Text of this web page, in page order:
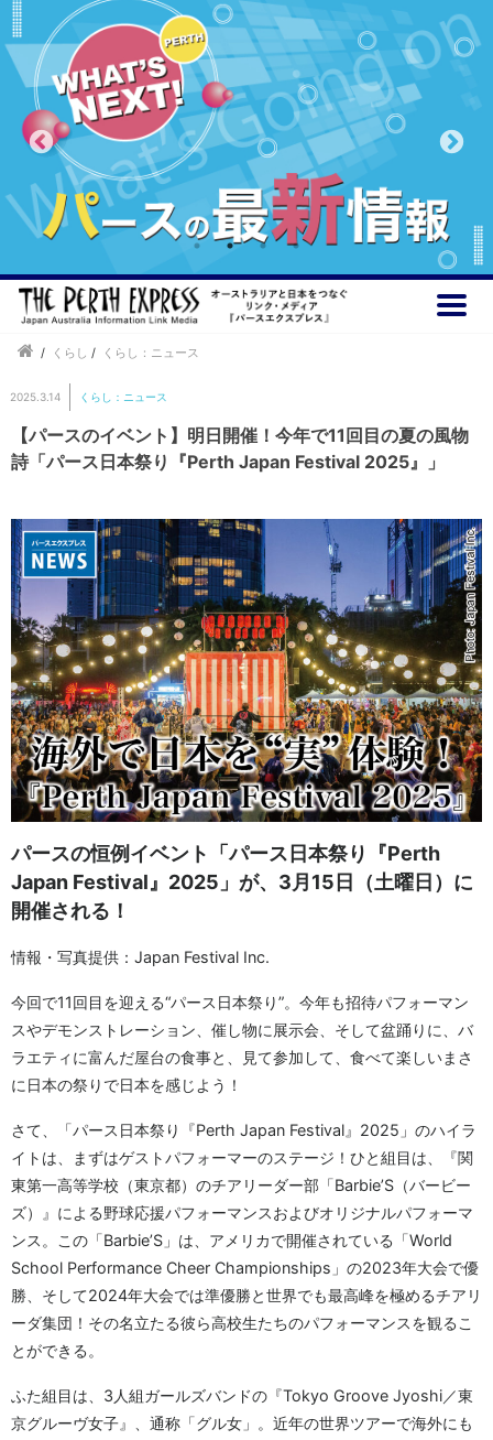
/ くらし / くらし：ニュース
2025.3.14 くらし：ニュース
【パースのイベント】明日開催！今年で11回目の夏の風物
詩「パース日本祭り『Perth Japan Festival 2025』」
パースの恒例イベント「パース日本祭り『Perth
Japan Festival』2025」が、3月15日（土曜日）に
開催される！
情報・写真提供：Japan Festival Inc.
今回で11回目を迎える“パース日本祭り”。今年も招待パフォーマン
スやデモンストレーション、催し物に展示会、そして盆踊りに、バ
ラエティに富んだ屋台の食事と、見て参加して、食べて楽しいまさ
に日本の祭りで日本を感じよう！
さて、「パース日本祭り『Perth Japan Festival』2025」のハイラ
イトは、まずはゲストパフォーマーのステージ！ひと組目は、『関
東第一高等学校（東京都）のチアリーダー部「Barbie’S（バービー
ズ）』による野球応援パフォーマンスおよびオリジナルパフォーマ
ンス。この「Barbie’S」は、アメリカで開催されている「World
School Performance Cheer Championships」の2023年大会で優
勝、そして2024年大会では準優勝と世界でも最高峰を極めるチアリ
ーダ集団！その名立たる彼ら高校生たちのパフォーマンスを観るこ
とができる。
ふた組目は、3人組ガールズバンドの『Tokyo Groove Jyoshi／東
京グルーヴ女子』、通称「グル女」。近年の世界ツアーで海外にも